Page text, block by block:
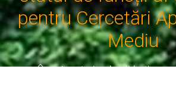
pentru Cercetări
Mediu
HomeAnunțuri cadre didactice